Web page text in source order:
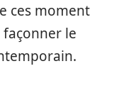
ces moment
le